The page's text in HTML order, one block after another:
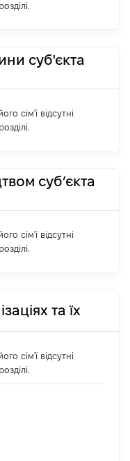
суб'єкта
сім'ї відсутні
суб’єкта
сім'ї відсутні
та їх
сім'ї відсутні